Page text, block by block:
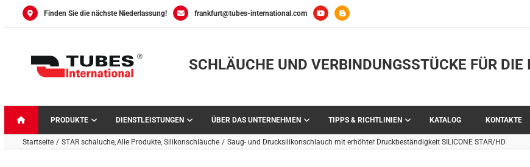
Finden Sie die nächste Niederlassung! frankfurt@tubes-international.com
SCHLÄUCHE UND VERBINDUNGSSTÜCKE FÜR DIE
PRODUKTE DIENSTLEISTUNGEN ÜBER DAS UNTERNEHMEN TIPPS & RICHTLINIEN KATALOG KONTAKTE
Startseite STAR schaluche Alle Produkte Silikonschläuche Saug- und Drucksilikonschlauch mit erhöhter Druckbeständigkeit SILICONE STAR/HD